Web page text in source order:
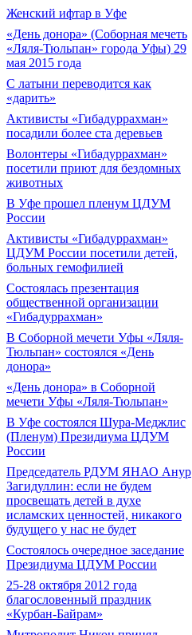
Женский ифтар в Уфе
«День донора» (Соборная мечеть
«Ляля-Тюльпан» города Уфы) 29
мая 2015 года
С латыни переводится как
«дарить»
Активисты «Гибадуррахман»
посадили более ста деревьев
Волонтеры «Гибадуррахман»
посетили приют для бездомных
животных
В Уфе прошел пленум ЦДУМ
России
Активисты «Гибадуррахман»
ЦДУМ России посетили детей,
больных гемофилией
Состоялась презентация
общественной организации
«Гибадуррахман»
В Соборной мечети Уфы «Ляля-
Тюльпан» состоялся «День
донора»
«День донора» в Соборной
мечети Уфы «Ляля-Тюльпан»
В Уфе состоялся Шура-Меджлис
(Пленум) Президиума ЦДУМ
России
Председатель РДУМ ЯНАО Анур
Загидуллин: если не будем
просвещать детей в духе
исламских ценностей, никакого
будущего у нас не будет
Состоялось очередное заседание
Президиума ЦДУМ России
25-28 октября 2012 года
благословенный праздник
«Курбан-Байрам»